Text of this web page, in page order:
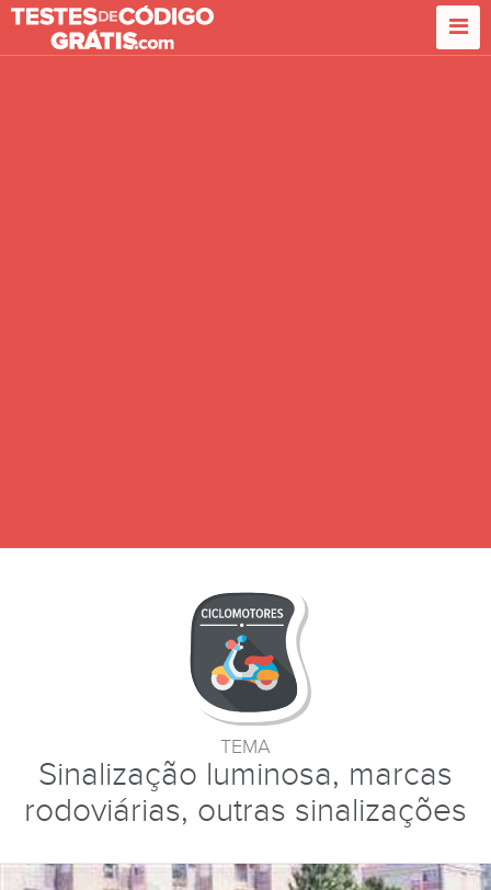
TEMA
Sinalização luminosa, marcas
rodoviárias, outras sinalizações